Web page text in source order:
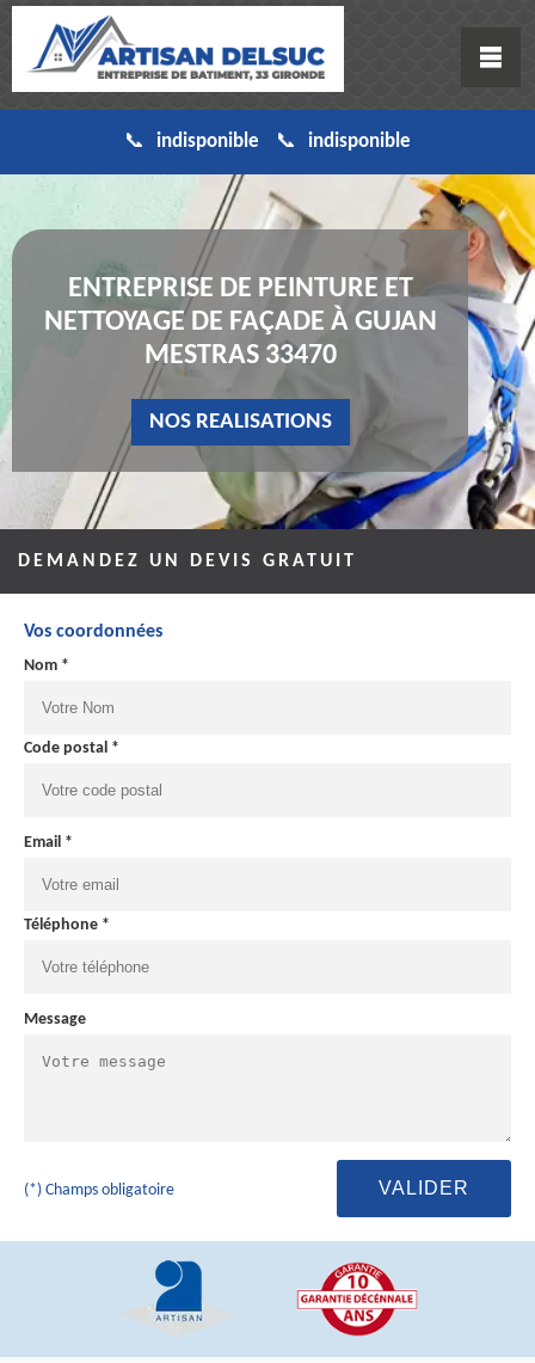
indisponible indisponible
ENTREPRISE DE PEINTURE ET
NETTOYAGE DE FAÇADE À GUJAN
MESTRAS 33470
NOS REALISATIONS
DEMANDEZ UN DEVIS GRATUIT
Vos coordonnées
Nom *
Code postal *
Email *
Téléphone *
Message
(*) Champs obligatoire